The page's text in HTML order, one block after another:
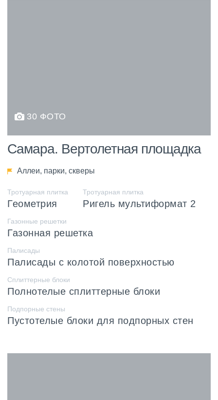
30 ФОТО
Самара. Вертолетная площадка
Аллеи, парки, скверы
Тротуарная плитка
Геометрия
Тротуарная плитка
Ригель мультиформат 2
Газонные решетки
Газонная решетка
Палисады
Палисады с колотой поверхностью
Сплиттерные блоки
Полнотелые сплиттерные блоки
Подпорные стены
Пустотелые блоки для подпорных стен